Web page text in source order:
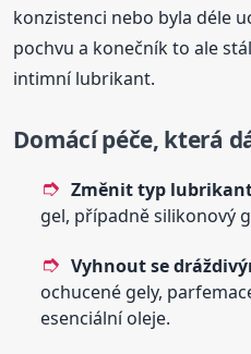
konzistenci nebo byla déle
pochvu a konečník to ale
intimní lubrikant.
Domácí péče, která
Změnit typ
gel, případně silikonový
Vyhnout se
ochucené gely,
esenciální oleje.